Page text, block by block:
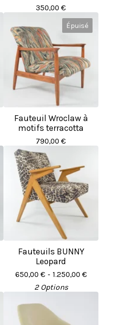
350,00 €
Épuisé
Fauteuil Wroclaw à
motifs terracotta
790,00 €
Fauteuils BUNNY
Leopard
650,00 € - 1.250,00 €
2 Options